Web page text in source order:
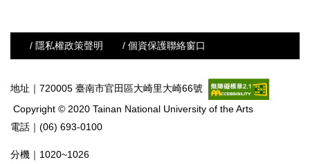
/ 隱私權政策聲明 / 個資保護聯絡窗口
地址｜720005 臺南市官田區大崎里大崎66號
Copyright © 2020 Tainan National University of the Arts
電話｜(06) 693-0100
分機｜1020~1026